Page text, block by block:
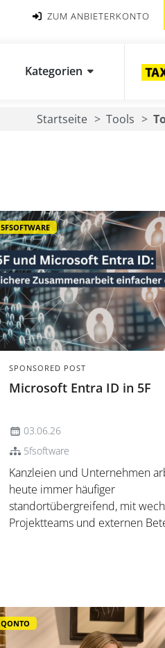
ZUM ANBIETERKONTO
Kategorien
Startseite Tools
5FSOFTWARE
SPONSORED POST
Microsoft Entra ID in 5F
03.06.26
5fsoftware
Kanzleien und Unternehmen
heute immer häufiger
standortübergreifend, mit
Projektteams und externen
Personen sichtba...
QONTO